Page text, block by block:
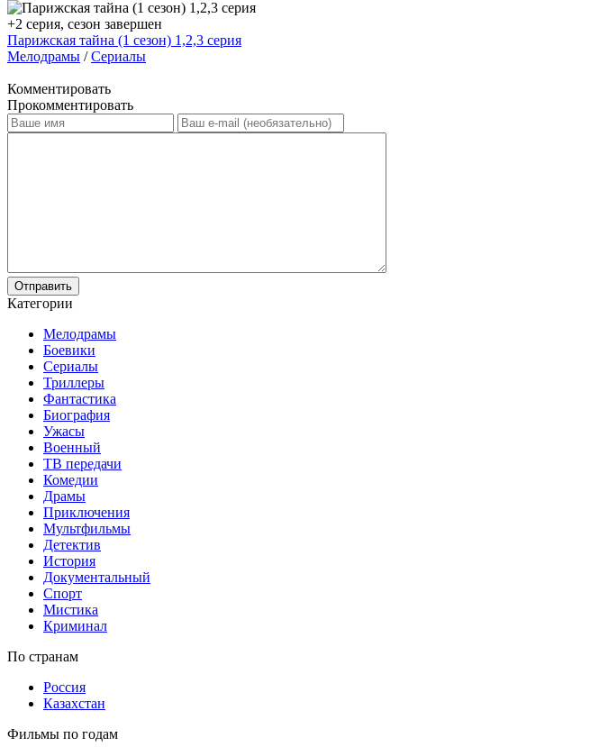
+2 серия, сезон завершен
Парижская тайна (1 сезон) 1,2,3 серия
Мелодрамы /Сериалы
Комментировать
Прокомментировать
Отправить
Категории
Мелодрамы
Боевики
Сериалы
Триллеры
Фантастика
Биография
Ужасы
Военный
ТВ передачи
Комедии
Драмы
Приключения
Мультфильмы
Детектив
История
Документальный
Спорт
Мистика
Криминал
По странам
Россия
Казахстан
Фильмы по годам